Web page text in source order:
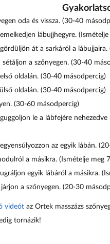
oda és vissza. (30-40
lábujjhegyre.
át a sarkáról a lábujjaira.
sétáljon a szőnyegen. (30-40
oldalán. (30-40 másodpercig)
oldalán. (30-40 másodpercig)
(30-60 másodpercig)
le a lábfejére
az egyik lábán.
a másikra. (Ismételje meg
egyik lábáról a másikra.
járjon a szőnyegen. (20-30
videót az Ortek masszázs
tornázik!